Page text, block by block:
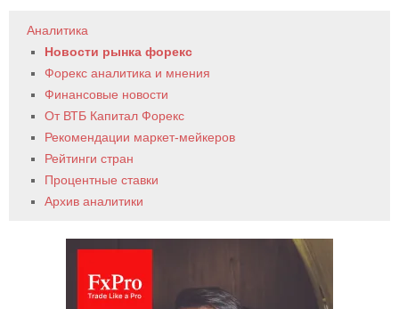
Аналитика
Новости рынка форекс
Форекс аналитика и мнения
Финансовые новости
От ВТБ Капитал Форекс
Рекомендации маркет-мейкеров
Рейтинги стран
Процентные ставки
Архив аналитики